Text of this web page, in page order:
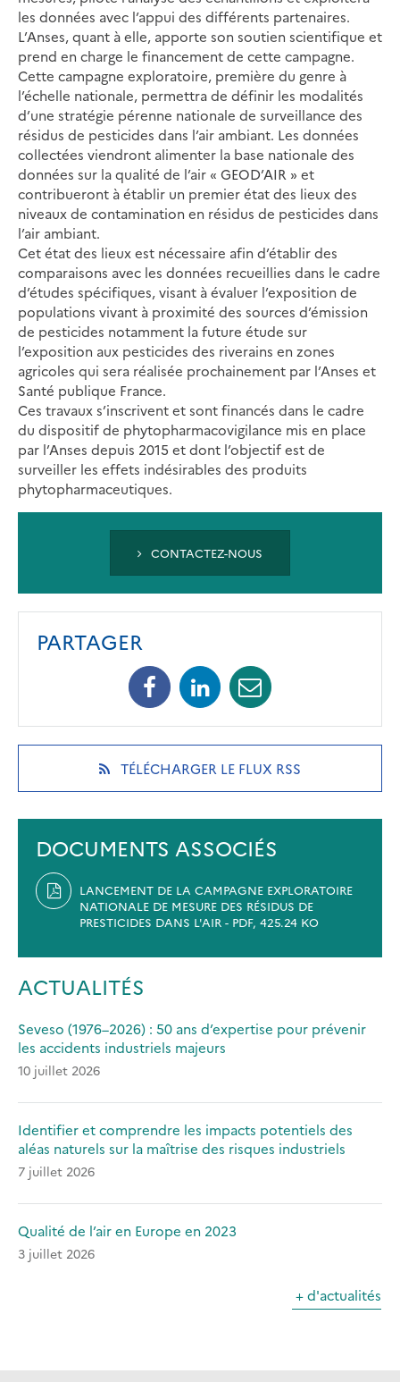
les données avec l’appui des différents partenaires.
L’Anses, quant à elle, apporte son soutien scientifique et
prend en charge le financement de cette campagne.
Cette campagne exploratoire, première du genre à
l’échelle nationale, permettra de définir les modalités
d’une stratégie pérenne nationale de surveillance des
résidus de pesticides dans l’air ambiant. Les données
collectées viendront alimenter la base nationale des
données sur la qualité de l’air « GEOD’AIR » et
contribueront à établir un premier état des lieux des
niveaux de contamination en résidus de pesticides dans
l’air ambiant.
Cet état des lieux est nécessaire afin d’établir des
comparaisons avec les données recueillies dans le cadre
d’études spécifiques, visant à évaluer l’exposition de
populations vivant à proximité des sources d’émission
de pesticides notamment la future étude sur
l’exposition aux pesticides des riverains en zones
agricoles qui sera réalisée prochainement par l’Anses et
Santé publique France.
Ces travaux s’inscrivent et sont financés dans le cadre
du dispositif de phytopharmacovigilance mis en place
par l’Anses depuis 2015 et dont l’objectif est de
surveiller les effets indésirables des produits
phytopharmaceutiques.
CONTACTEZ-NOUS
PARTAGER
Facebook
(opens
a
new
tab)
Linkedin
(opens
a
new
tab)
Mail
(opens
a
new
tab)
TÉLÉCHARGER LE FLUX RSS(OPENS
NEW
DOCUMENTS ASSOCIÉS
LANCEMENT DE LA CAMPAGNE EXPLORATOIRE
NATIONALE DE MESURE DES RÉSIDUS DE
PRESTICIDES DANS L'AIR - PDF, 425.24 KO
ACTUALITÉS
Seveso (1976–2026) : 50 ans d’expertise pour prévenir
les accidents industriels majeurs
10 juillet 2026
Identifier et comprendre les impacts potentiels des
aléas naturels sur la maîtrise des risques industriels
7 juillet 2026
Qualité de l’air en Europe en 2023
3 juillet 2026
+ d'actualités